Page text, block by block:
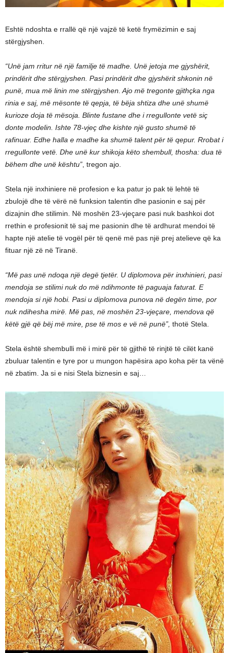
Eshtë ndoshta e rrallë që një vajzë të ketë frymëzimin e saj
stërgjyshen.
“Unë jam rritur në një familje të madhe. Unë jetoja me gjyshërit,
prindërit dhe stërgjyshen. Pasi prindërit dhe gjyshërit shkonin në
punë, mua më linin me stërgjyshen. Ajo më tregonte gjithçka nga
rinia e saj, më mësonte të qepja, të bëja shtiza dhe unë shumë
kurioze doja të mësoja. Blinte fustane dhe i rregullonte vetë siç
donte modelin. Ishte 78-vjeç dhe kishte një gusto shumë të
rafinuar. Edhe halla e madhe ka shumë talent për të qepur. Rrobat i
rregullonte vetë. Dhe unë kur shikoja këto shembull, thosha: dua të
bëhem dhe unë kështu” , tregon ajo.
Stela një inxhiniere në profesion e ka patur jo pak të lehtë të
zbulojë dhe të vërë në funksion talentin dhe pasionin e saj për
dizajnin dhe stilimin. Në moshën 23-vjeçare pasi nuk bashkoi dot
rrethin e profesionit të saj me pasionin dhe të ardhurat mendoi të
hapte një atelie të vogël për të qenë më pas një prej atelieve që ka
fituar një zë në Tiranë.
“Më pas unë ndoqa një degë tjetër. U diplomova për inxhinieri, pasi
mendoja se stilimi nuk do më ndihmonte të paguaja faturat. E
mendoja si një hobi. Pasi u diplomova punova në degën time, por
nuk ndihesha mirë. Më pas, në moshën 23-vjeçare, mendova që
këtë gjë që bëj më mire, pse të mos e vë në punë”, thotë Stela.
Stela është shembulli më i mirë për të gjithë të rinjtë të cilët kanë
zbuluar talentin e tyre por u mungon hapësira apo koha për ta vënë
në zbatim. Ja si e nisi Stela biznesin e saj…